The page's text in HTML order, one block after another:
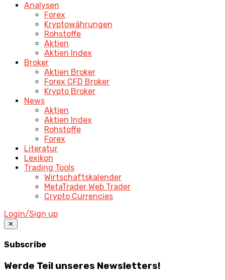
Analysen
Forex
Kryptowährungen
Rohstoffe
Aktien
Aktien Index
Broker
Aktien Broker
Forex CFD Broker
Krypto Broker
News
Aktien
Aktien Index
Rohstoffe
Forex
Literatur
Lexikon
Trading Tools
Wirtschaftskalender
MetaTrader Web Trader
Crypto Currencies
Login/Sign up
✕
Subscribe
Werde Teil unseres Newsletters!